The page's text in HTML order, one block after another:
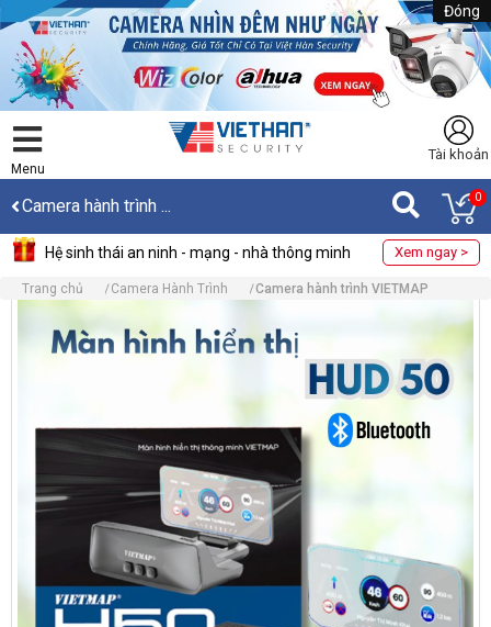
Đóng
Menu
Tài khoản
Camera hành trình ... 0
Hệ sinh thái an ninh - mạng - nhà thông minh Xem ngay >
Trang chủ Camera Hành Trình Camera hành trình VIETMAP